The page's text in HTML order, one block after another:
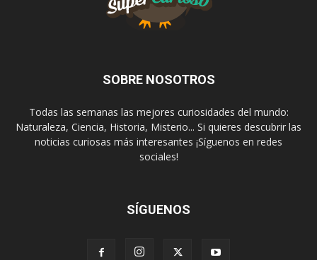
SOBRE NOSOTROS
Todas las semanas las mejores curiosidades del mundo:
Naturaleza, Ciencia, Historia, Misterio... Si quieres descubrir las
noticias curiosas más interesantes ¡Síguenos en redes
sociales!
SÍGUENOS